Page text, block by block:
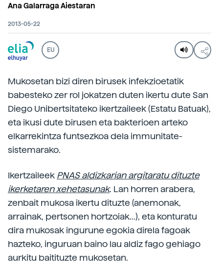
Ana Galarraga Aiestaran
2013-05-22
EU
Mukosetan bizi diren birusek infekzioetatik
babesteko zer rol jokatzen duten ikertu dute San
Diego Unibertsitateko ikertzaileek (Estatu Batuak),
eta ikusi dute birusen eta bakterioen arteko
elkarrekintza funtsezkoa dela immunitate-
sistemarako.
Ikertzaileek PNAS aldizkarian argitaratu dituzte
ikerketaren xehetasunak. Lan horren arabera,
zenbait mukosa ikertu dituzte (anemonak,
arrainak, pertsonen hortzoiak...), eta konturatu
dira mukosak ingurune egokia direla fagoak
hazteko, inguruan baino lau aldiz fago gehiago
aurkitu baitituzte mukosetan.